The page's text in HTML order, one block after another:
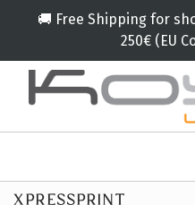
🚚 Free Shipping for
250€ (EU
ANMELDEFORMULAR
XPRESSPRINT